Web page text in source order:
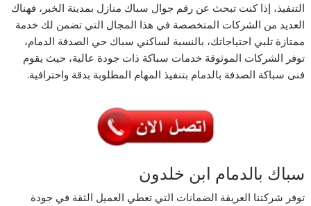
التنفيذ، إذا كنت تبحث عن رقم جوال سباك منازل بمدينة الخبر، فهناك
العديد من الشركات المتخصصة في هذا المجال التي تضمن لك خدمة
ممتازة تلبي احتياجاتك، بالنسبة لساكني سباك حي الصدفة الدمام،
توفر الشركات الموثوقة خدمات سباكة ذات جودة عالية، حيث يقوم
فنى سباكة الصدفة بالدمام بتنفيذ المهام المطلوبة بدقة واحترافية.
سباك بالدمام ابن خلدون
توفر شركتنا العريقة الضمانات التي تعطي العميل الثقة في جودة